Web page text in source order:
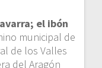
el ibón
municipal de
de los Valles
del Aragón